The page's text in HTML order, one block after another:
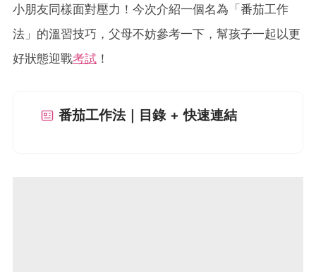
小朋友同樣面對壓力！今次介紹一個名為「番茄工作
法」的溫習技巧，父母不妨參考一下，幫孩子一起以更
好狀態迎戰考試 ！
番茄工作法｜目錄 + 快速連結